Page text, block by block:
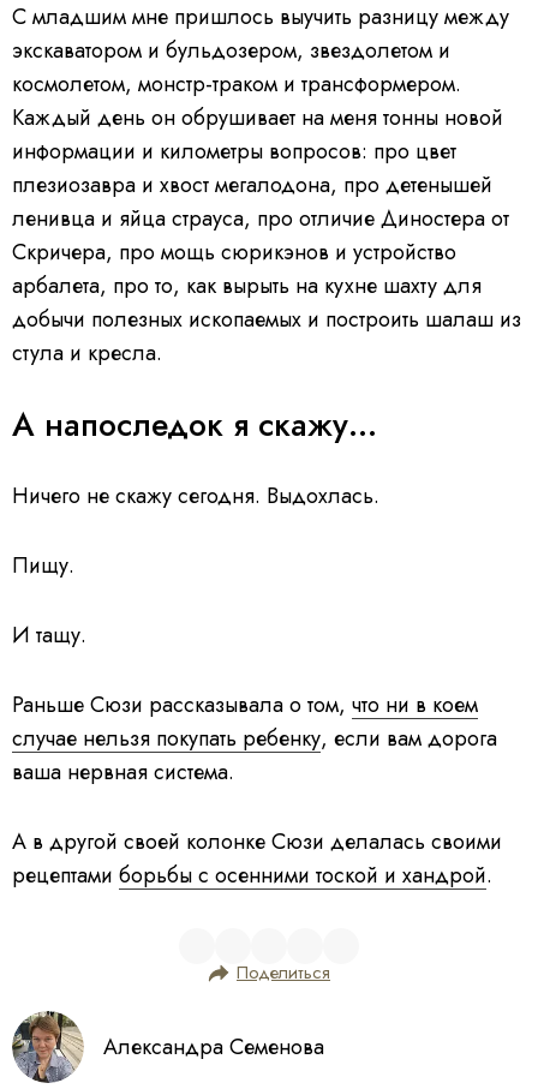
С младшим мне пришлось выучить разницу между
экскаватором и бульдозером, звездолетом и
космолетом, монстр-траком и трансформером.
Каждый день он обрушивает на меня тонны новой
информации и километры вопросов: про цвет
плезиозавра и хвост мегалодона, про детенышей
ленивца и яйца страуса, про отличие Диностера от
Скричера, про мощь сюрикэнов и устройство
арбалета, про то, как вырыть на кухне шахту для
добычи полезных ископаемых и построить шалаш из
стула и кресла.
А напоследок я скажу...
Ничего не скажу сегодня. Выдохлась.
Пищу.
И тащу.
Раньше Сюзи рассказывала о том, что ни в коем
случае нельзя покупать ребенку, если вам дорога
ваша нервная система.
А в другой своей колонке Сюзи делалась своими
рецептами борьбы с осенними тоской и хандрой.
Поделиться
Александра Семенова